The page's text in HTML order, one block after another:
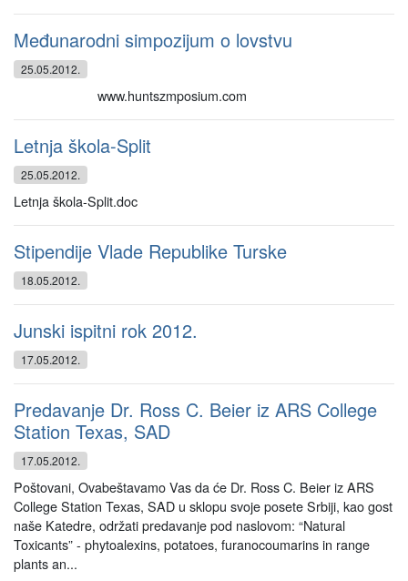
Međunarodni simpozijum o lovstvu
25.05.2012.
www.huntszmposium.com
Letnja škola-Split
25.05.2012.
Letnja škola-Split.doc
Stipendije Vlade Republike Turske
18.05.2012.
Junski ispitni rok 2012.
17.05.2012.
Predavanje Dr. Ross C. Beier iz ARS College
Station Texas, SAD
17.05.2012.
Poštovani, Ovabeštavamo Vas da će Dr. Ross C. Beier iz ARS
College Station Texas, SAD u sklopu svoje posete Srbiji, kao gost
naše Katedre, održati predavanje pod naslovom: “Natural
Toxicants” - phytoalexins, potatoes, furanocoumarins in range
plants an...